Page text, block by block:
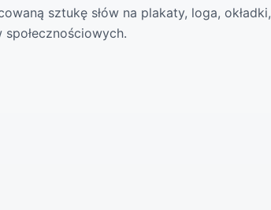
sztukę słów na plakaty, loga, okładki,